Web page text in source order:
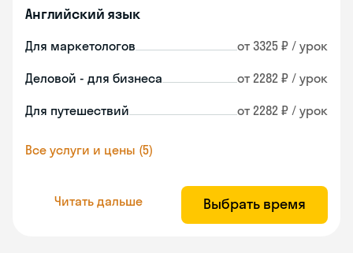
Английский язык
Для маркетологов от 3325 ₽ / урок
Деловой - для бизнеса от 2282 ₽ / урок
Для путешествий от 2282 ₽ / урок
Все услуги и цены (5)
Читать дальше Выбрать время